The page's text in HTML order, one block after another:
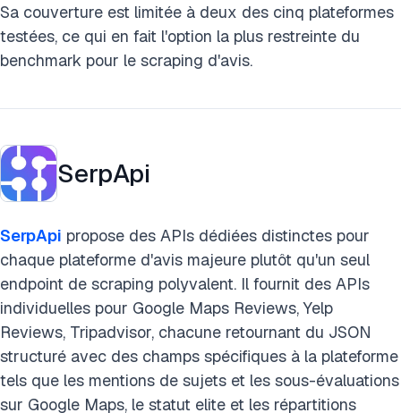
Sa couverture est limitée à deux des cinq plateformes
testées, ce qui en fait l'option la plus restreinte du
benchmark pour le scraping d'avis.
SerpApi
SerpApi propose des APIs dédiées distinctes pour
chaque plateforme d'avis majeure plutôt qu'un seul
endpoint de scraping polyvalent. Il fournit des APIs
individuelles pour Google Maps Reviews, Yelp
Reviews, Tripadvisor, chacune retournant du JSON
structuré avec des champs spécifiques à la plateforme
tels que les mentions de sujets et les sous-évaluations
sur Google Maps, le statut elite et les répartitions